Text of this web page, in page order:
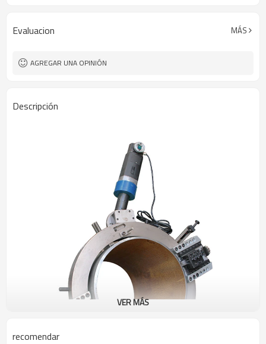
Evaluacion MÁS
AGREGAR UNA OPINIÓN
Descripción
VER MÁS
recomendar